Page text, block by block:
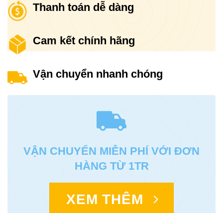
Thanh toán dễ dàng
Cam kết chính hãng
Vận chuyển nhanh chóng
VẬN CHUYỂN MIỄN PHÍ VỚI ĐƠN
HÀNG TỪ 1TR
XEM THÊM